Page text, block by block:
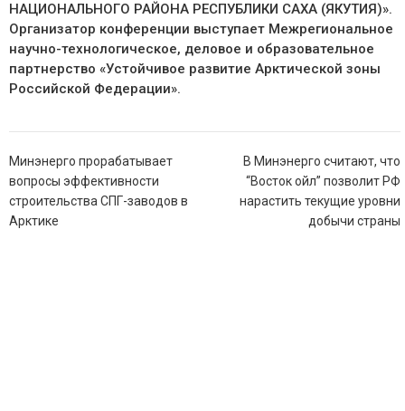
НАЦИОНАЛЬНОГО РАЙОНА РЕСПУБЛИКИ САХА (ЯКУТИЯ)».
Организатор конференции выступает Межрегиональное
научно-технологическое, деловое и образовательное
партнерство «Устойчивое развитие Арктической зоны
Российской Федерации».
Навигация
по
записям
Минэнерго прорабатывает
вопросы эффективности
строительства СПГ-заводов в
Арктике
В Минэнерго считают, что
“Восток ойл” позволит РФ
нарастить текущие уровни
добычи страны